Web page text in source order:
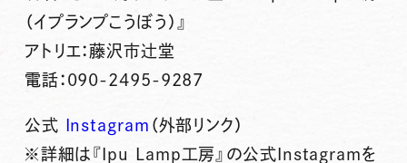
（イプランプこうぼう）』
アトリエ：藤沢市辻堂
電話：090-2495-9287
公式 Instagram （外部リンク）
※詳細は『Ipu Lamp工房』の公式Instagramを